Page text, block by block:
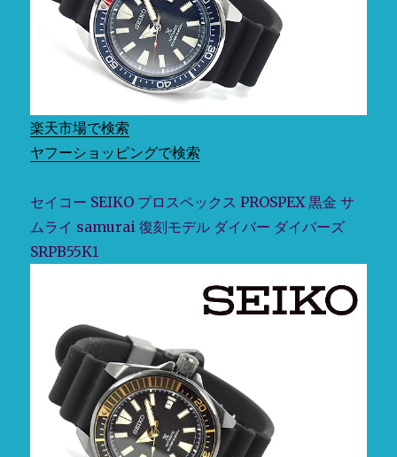
楽天市場で検索
ヤフーショッピングで検索
セイコー SEIKO プロスペックス PROSPEX 黒金 サ
ムライ samurai 復刻モデル ダイバー ダイバーズ
SRPB55K1